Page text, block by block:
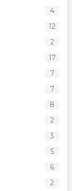
4
12
2
17
7
7
8
2
3
5
6
2